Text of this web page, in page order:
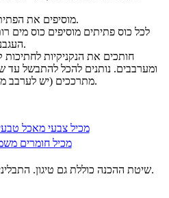
מוסיפים את הפתיתים ומטגנים אותם מעט.
העגבניות והתבלינים, ומערבבים.
ומערבבים. נותנים להכל להתבשל עד
מתרככים (יש לערבב מדי פעם אבל לא יותר מדי).
מכיל צבעי מאכל
מכיל חומרים
שיטת ההכנה כוללת גם טיגון. התבלינים במתכון לפי הטעם האישי.